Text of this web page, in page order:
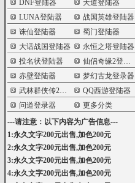
DNF登陆器
天道登陆器
LUNA登陆器
战国英雄登陆器
诛仙登陆器
蜀门登陆器
大话战国登陆器
永恒之塔登陆器
投名状登陆器
仙侣奇缘2登陆器
赤壁登陆器
梦幻古龙登录器
武林群侠传2登陆器
QQ西游登陆器
问道登录器
更多分类
---请注意：以下内容为广告信息---
1:永久文字200元出售,加色200元
2:永久文字200元出售,加色200元
3:永久文字200元出售,加色200元
4:永久文字200元出售,加色200元